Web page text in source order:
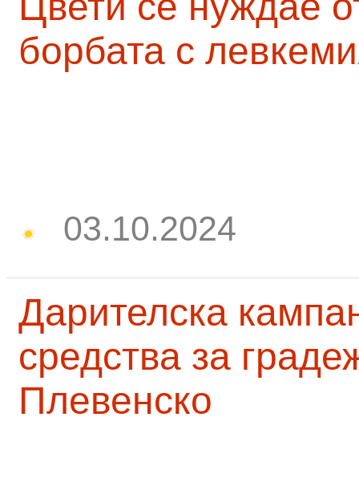
борбата с
03.10.2024
Дарителска
средства за
Плевенско